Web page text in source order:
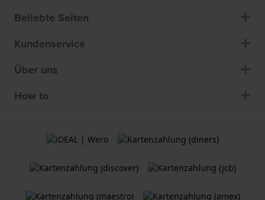
Beliebte Seiten
Kundenservice
Über uns
How to